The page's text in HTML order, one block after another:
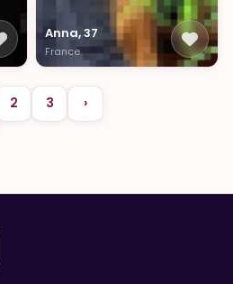
Anna, 37
France
2 3 ›